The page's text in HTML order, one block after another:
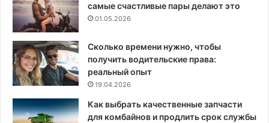
самые счастливые пары делают это
01.05.2026
Сколько времени нужно, чтобы
получить водительские права:
реальный опыт
19.04.2026
Как выбрать качественные запчасти
для комбайнов и продлить срок службы